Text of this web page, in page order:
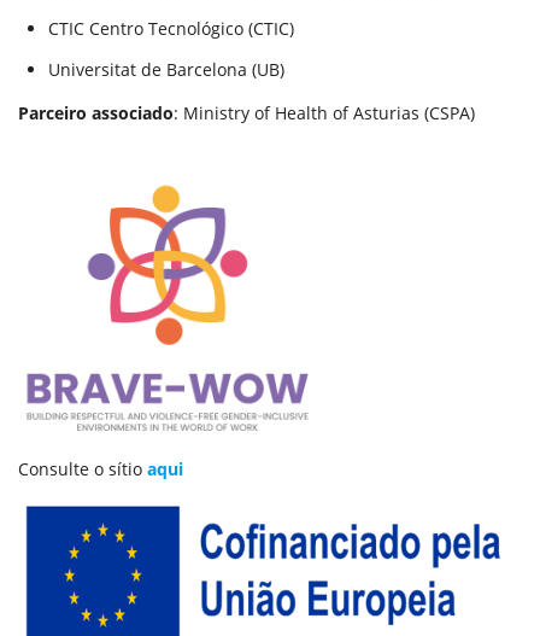
CTIC Centro Tecnológico (CTIC)
Universitat de Barcelona (UB)
Parceiro associado: Ministry of Health of Asturias (CSPA)
Consulte o sítio aqui